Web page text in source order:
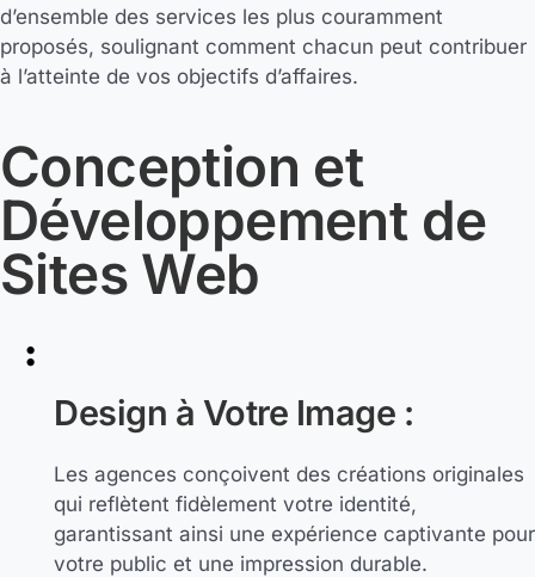
d’ensemble des services les plus couramment
proposés, soulignant comment chacun peut contribuer
à l’atteinte de vos objectifs d’affaires.
Conception et
Développement de
Sites Web
Design à Votre Image :
Les agences conçoivent des créations originales
qui reflètent fidèlement votre identité,
garantissant ainsi une expérience captivante pour
votre public et une impression durable.